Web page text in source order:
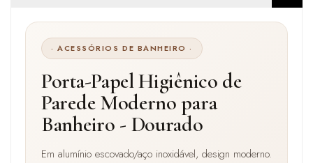
· ACESSÓRIOS DE BANHEIRO ·
Porta-Papel Higiênico de
Parede Moderno para
Banheiro - Dourado
Em alumínio escovado/aço inoxidável, design moderno.